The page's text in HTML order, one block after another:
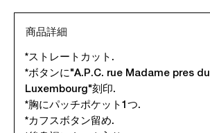
商品詳細
*ストレートカット.
*ボタンに"A.P.C. rue Madame pres du
Luxembourg"刻印.
*胸にパッチポケット1つ.
*カフスボタン留め.